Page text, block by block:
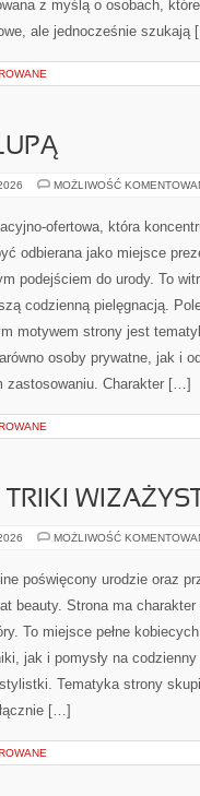
z myślą o osobach,
ale jednocześnie
MOŻLIWOŚĆ
ofertowa, która
odbierana jako miejsce
podejściem do urody. To
codzienną pielęgnacją.
motywem strony jest
osoby prywatne, jak i
zastosowaniu. Charakter […]
TRIKI
MOŻLIWOŚĆ
poświęcony urodzie oraz
beauty. Strona ma
To miejsce pełne
jak i pomysły na
Tematyka strony
[…]